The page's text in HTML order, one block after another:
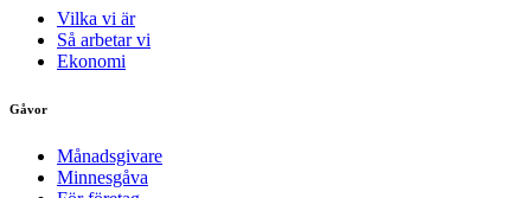
Vilka vi är
Så arbetar vi
Ekonomi
Gåvor
Månadsgivare
Minnesgåva